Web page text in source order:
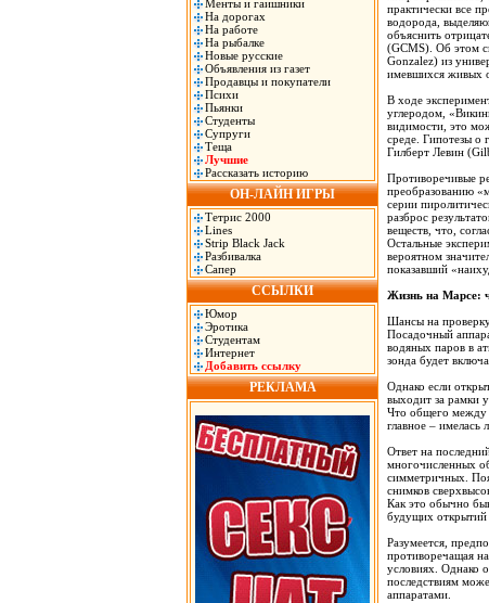
Менты и гаишники
На дорогах
На работе
На рыбалке
Новые русские
Объявления из газет
Продавцы и покупатели
Психи
Пьянки
Студенты
Супруги
Теща
Лучшие
Рассказать историю
ОН-ЛАЙН ИГРЫ
Тетрис 2000
Lines
Strip Black Jack
Разбивалка
Сапер
ССЫЛКИ
Юмор
Эротика
Студентам
Интернет
Добавить ссылку
РЕКЛАМА
практически все
водорода,
объяснить
(GCMS). Об этом
Gonzalez) из
имевшихся живых
В ходе
углеродом,
видимости, это
среде. Гипотезы о
Гилберт Левин
Противоречивые
преобразованию
серии
разброс
веществ, что,
Остальные
вероятном
показавший
Жизнь на Марсе:
Шансы на проверку
Посадочный
водяных паров в
зонда будет
Однако если
выходит за рамки
Что общего между
главное – имелась
Ответ на
многочисленных
симметричных.
снимков
Как это обычно
будущих открытий
Разумеется,
противоречащая
условиях. Однако
последствиям
аппаратами.